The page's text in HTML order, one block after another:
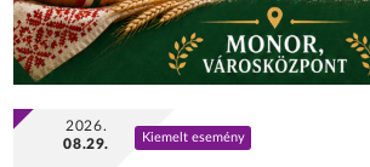
2026.
08.29.
Kiemelt esemény